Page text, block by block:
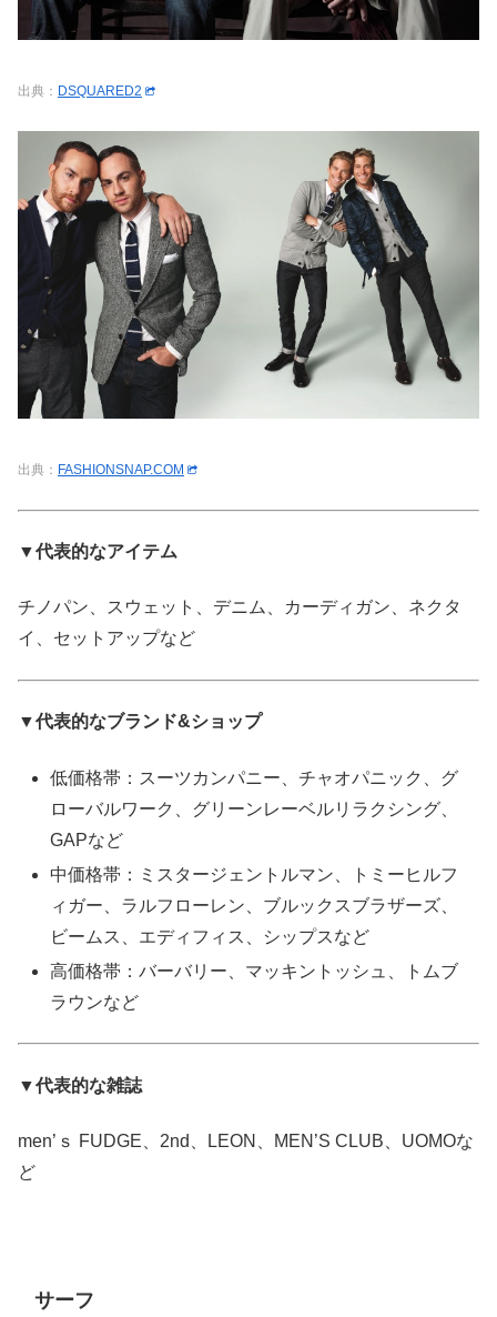
出典： DSQUARED2
出典： FASHIONSNAP.COM
▼代表的なアイテム
チノパン、スウェット、デニム、カーディガン、ネクタ
イ、セットアップなど
▼代表的なブランド&ショップ
低価格帯：スーツカンパニー、チャオパニック、グ
ローバルワーク、グリーンレーベルリラクシング、
GAPなど
中価格帯：ミスタージェントルマン、トミーヒルフ
ィガー、ラルフローレン、ブルックスブラザーズ、
ビームス、エディフィス、シップスなど
高価格帯：バーバリー、マッキントッシュ、トムブ
ラウンなど
▼代表的な雑誌
men’ｓ FUDGE、2nd、LEON、MEN’S CLUB、UOMOな
ど
サーフ